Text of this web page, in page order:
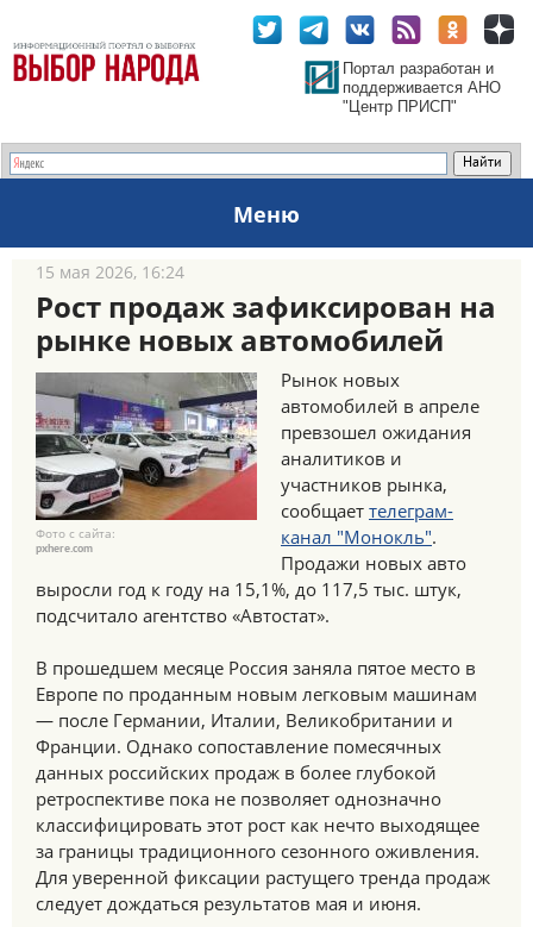
Портал разработан и
поддерживается АНО
"Центр ПРИСП"
Меню
15 мая 2026, 16:24
Рост продаж зафиксирован на
рынке новых автомобилей
Фото с сайта:
pxhere.com
Рынок новых
автомобилей в апреле
превзошел ожидания
аналитиков и
участников рынка,
сообщает телеграм-
канал "Монокль".
Продажи новых авто
выросли год к году на 15,1%, до 117,5 тыс. штук,
подсчитало агентство «Автостат».
В прошедшем месяце Россия заняла пятое место в
Европе по проданным новым легковым машинам
— после Германии, Италии, Великобритании и
Франции. Однако сопоставление помесячных
данных российских продаж в более глубокой
ретроспективе пока не позволяет однозначно
классифицировать этот рост как нечто выходящее
за границы традиционного сезонного оживления.
Для уверенной фиксации растущего тренда продаж
следует дождаться результатов мая и июня.